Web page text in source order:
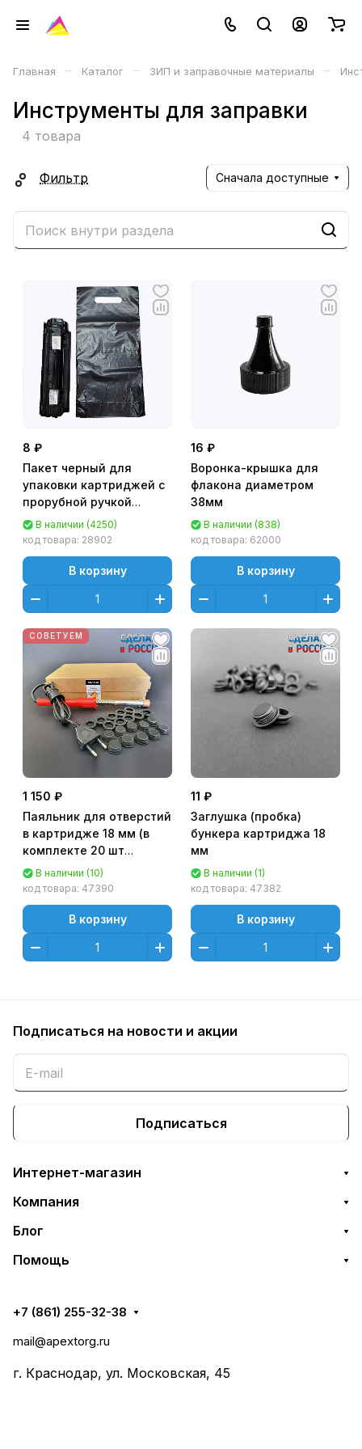
Главная – Каталог – ЗИП и заправочные материалы –
Инструменты для заправки
4 товара
Фильтр Сначала доступные
8 ₽
Пакет черный для
упаковки картриджей с
прорубной ручкой
200х400мм 35мкм
В наличии (4250)
код товара: 28902
В корзину
16 ₽
Воронка-крышка для
флакона диаметром
38мм
В наличии (838)
код товара: 62000
В корзину
СОВЕТУЕМ
1 150 ₽
Паяльник для отверстий
в картридже 18 мм (в
комплекте 20 шт
заглушек 18 мм)
В наличии (10)
код товара: 47390
В корзину
11 ₽
Заглушка (пробка)
бункера картриджа 18
мм
В наличии (1)
код товара: 47382
В корзину
Подписаться на новости и акции
Подписаться
Интернет-магазин
Компания
Блог
Помощь
+7 (861) 255-32-38
mail@apextorg.ru
г. Краснодар, ул. Московская, 45